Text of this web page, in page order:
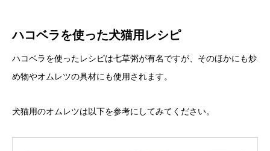
ハコベラを使った犬猫用レシピ
ハコベラを使ったレシピは七草粥が有名ですが、そのほかにも炒
め物やオムレツの具材にも使用されます。
犬猫用のオムレツは以下を参考にしてみてください。